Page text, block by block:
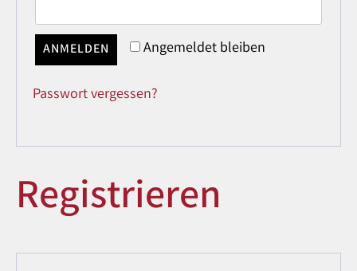
Angemeldet bleiben
ANMELDEN
Passwort vergessen?
Registrieren